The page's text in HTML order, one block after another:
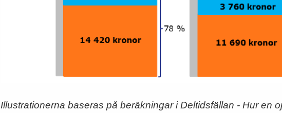
Illustrationerna baseras på beräkningar i Deltidsfällan - Hur en